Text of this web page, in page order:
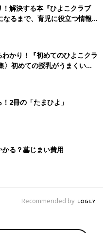
ルーンをセットしてハーフ
ビードレスもふわふわして
はプチプラでとてもお買い
フバースデーの撮影！
解決する本『ひよこクラブ
るまで、育児に役立つ情報が
かり！『初めてのひよこクラ
〉初めての授乳がうまくい
基本と夏のトラブル 解決テ
2冊の「たまひよ」
る？墓じまい費用
Recommended by